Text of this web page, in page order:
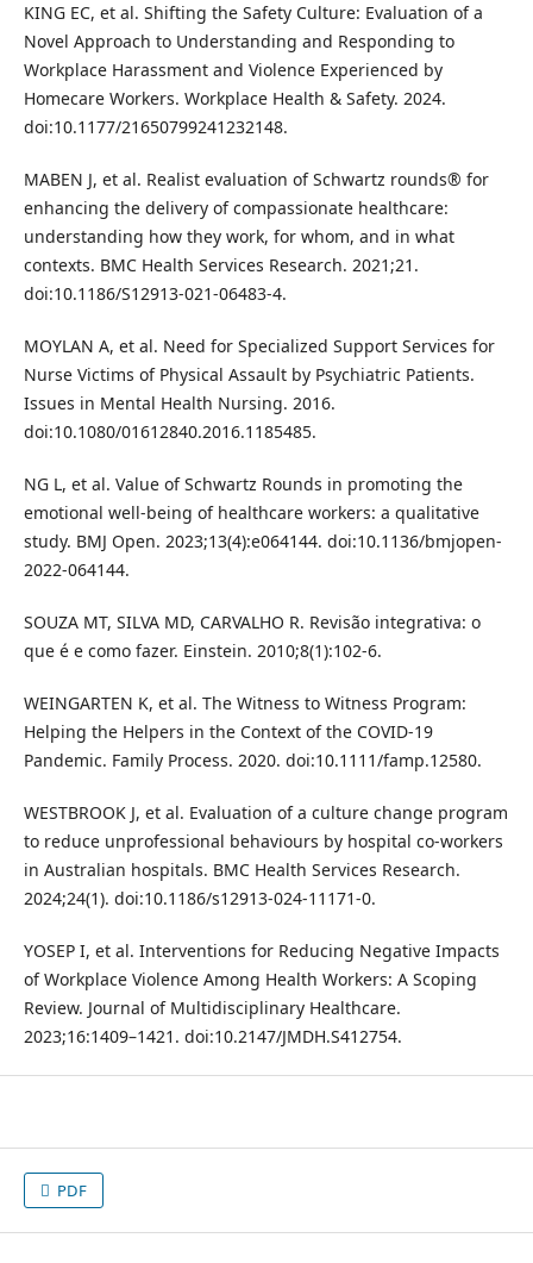
KING EC, et al. Shifting the Safety Culture: Evaluation of a
Novel Approach to Understanding and Responding to
Workplace Harassment and Violence Experienced by
Homecare Workers. Workplace Health & Safety. 2024.
doi:10.1177/21650799241232148.
MABEN J, et al. Realist evaluation of Schwartz rounds® for
enhancing the delivery of compassionate healthcare:
understanding how they work, for whom, and in what
contexts. BMC Health Services Research. 2021;21.
doi:10.1186/S12913-021-06483-4.
MOYLAN A, et al. Need for Specialized Support Services for
Nurse Victims of Physical Assault by Psychiatric Patients.
Issues in Mental Health Nursing. 2016.
doi:10.1080/01612840.2016.1185485.
NG L, et al. Value of Schwartz Rounds in promoting the
emotional well‑being of healthcare workers: a qualitative
study. BMJ Open. 2023;13(4):e064144. doi:10.1136/bmjopen-
2022-064144.
SOUZA MT, SILVA MD, CARVALHO R. Revisão integrativa: o
que é e como fazer. Einstein. 2010;8(1):102-6.
WEINGARTEN K, et al. The Witness to Witness Program:
Helping the Helpers in the Context of the COVID‑19
Pandemic. Family Process. 2020. doi:10.1111/famp.12580.
WESTBROOK J, et al. Evaluation of a culture change program
to reduce unprofessional behaviours by hospital co‑workers
in Australian hospitals. BMC Health Services Research.
2024;24(1). doi:10.1186/s12913-024-11171-0.
YOSEP I, et al. Interventions for Reducing Negative Impacts
of Workplace Violence Among Health Workers: A Scoping
Review. Journal of Multidisciplinary Healthcare.
2023;16:1409–1421. doi:10.2147/JMDH.S412754.
PDF